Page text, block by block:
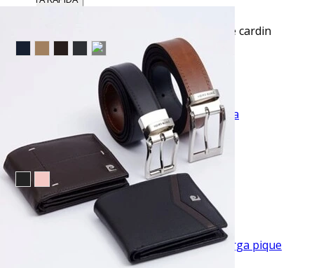
Pantalón vestir slim fit advance gris pierre cardin
TU TERCERA PRENDA GRATIS
Camisa de vestir lisa slim fit piqué blanca
$39.95
TU TERCERA PRENDA GRATIS